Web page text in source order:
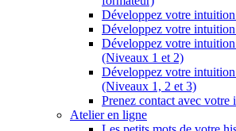
Développez votre
Développez votre
Développez votre
(Niveaux 1 et 2)
Développez votre
(Niveaux 1, 2 et 3)
Prenez contact avec votre
Atelier en ligne